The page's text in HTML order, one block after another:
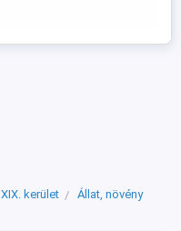
XIX. kerület
Állat, növény